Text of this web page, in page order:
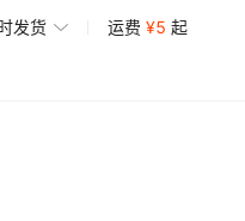
发货 运费 ¥5 起